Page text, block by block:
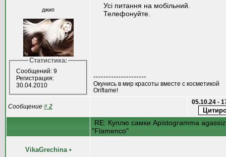
джип
Статистика:
Сообщений: 9
Регистрация:
30.04.2010
Усі питання на мобільний.
Телефонуйте.
---------------------
Окунись в мир красоты вместе с косметикой
Oriflame!
Сообщение # 2
05.10.24 -
RE: Куплю самки Apistogramma
"Flamenco"
VikaGrechina •